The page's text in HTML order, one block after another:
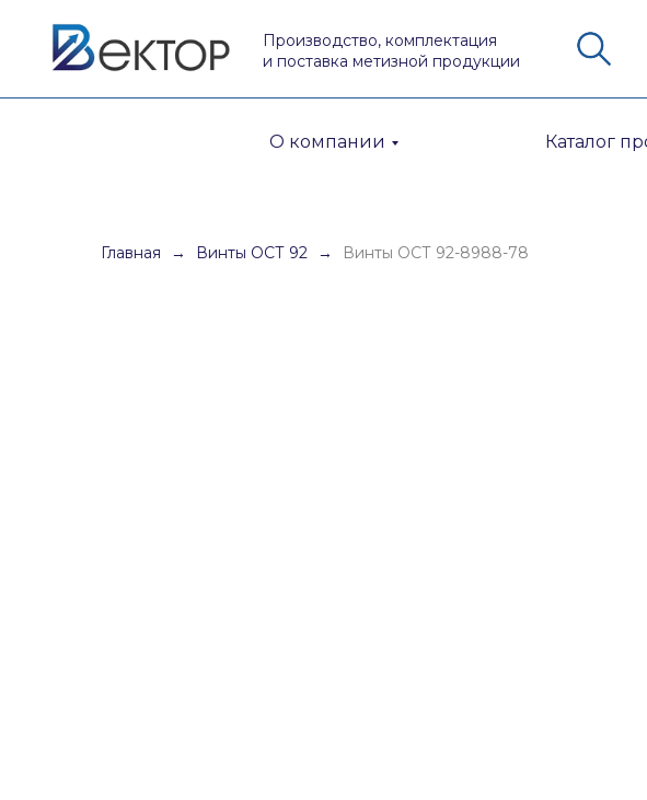
Производство, комплектация
и поставка метизной продукции
О компании Каталог
Главная Винты ОСТ 92 Винты ОСТ 92-8988-78